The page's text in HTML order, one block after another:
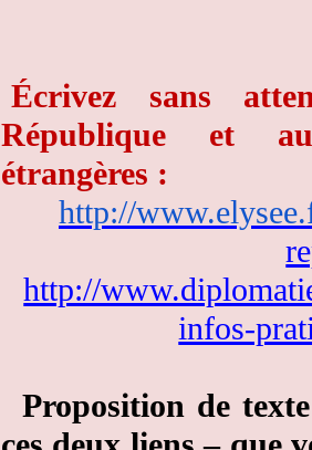
Écrivez sans
République et
étrangères :
http://
http://
infos-
Proposition de